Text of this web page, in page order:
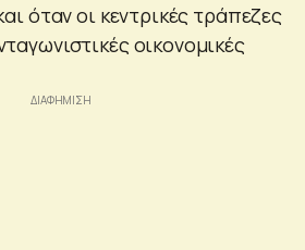
όταν οι κεντρικές τράπεζες
οικονομικές